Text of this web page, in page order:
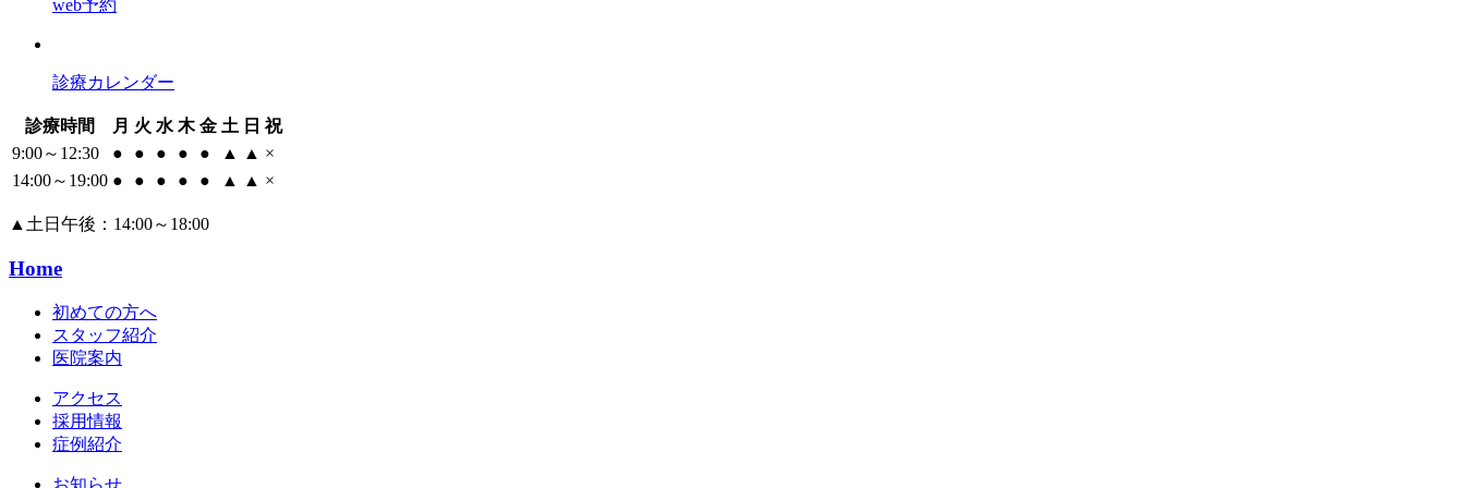
web予約
診療カレンダー
診療時間 月 火 水 木 金 土 日 祝
9:00～12:30
● ● ● ● ● ▲ ▲ ×
14:00～19:00 ● ● ● ● ● ▲ ▲ ×
▲ 土日午後：14:00～18:00
Home
初めての方へ
スタッフ紹介
医院案内
アクセス
採用情報
症例紹介
お知らせ